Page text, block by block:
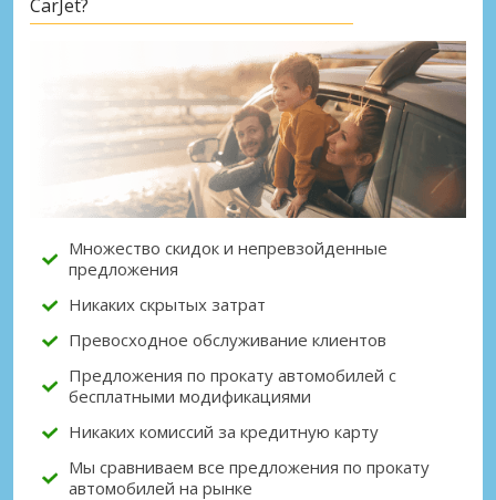
CarJet?
Множество скидок и непревзойденные
предложения
Никаких скрытых затрат
Превосходное обслуживание клиентов
Предложения по прокату автомобилей с
бесплатными модификациями
Никаких комиссий за кредитную карту
Мы сравниваем все предложения по прокату
автомобилей на рынке